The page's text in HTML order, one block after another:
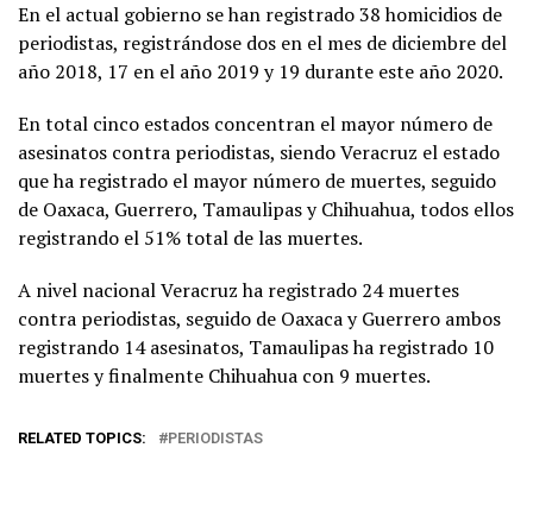
En el actual gobierno se han registrado 38 homicidios de
periodistas, registrándose dos en el mes de diciembre del
año 2018, 17 en el año 2019 y 19 durante este año 2020.
En total cinco estados concentran el mayor número de
asesinatos contra periodistas, siendo Veracruz el estado
que ha registrado el mayor número de muertes, seguido
de Oaxaca, Guerrero, Tamaulipas y Chihuahua, todos ellos
registrando el 51% total de las muertes.
A nivel nacional Veracruz ha registrado 24 muertes
contra periodistas, seguido de Oaxaca y Guerrero ambos
registrando 14 asesinatos, Tamaulipas ha registrado 10
muertes y finalmente Chihuahua con 9 muertes.
RELATED TOPICS: PERIODISTAS